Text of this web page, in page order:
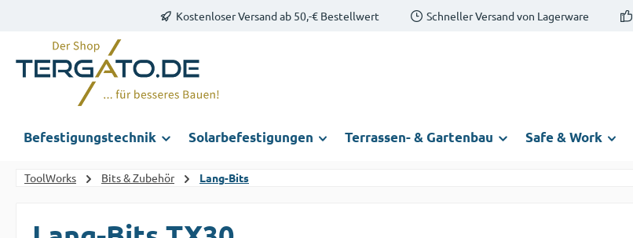
Zur Hauptnavigation springenKostenloser Versand ab 50,-€ Bestellwert Schneller Versand von Lagerware
Befestigungstechnik Solarbefestigungen Terrassen- & Gartenbau Safe & Work
ToolWorks Bits & Zubehör Lang-Bits